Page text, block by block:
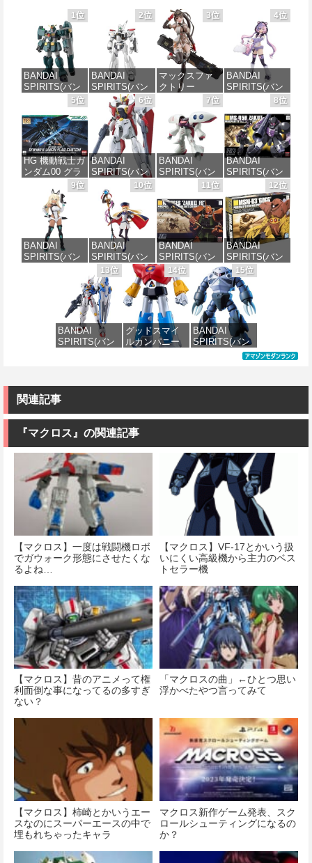
1位
BANDAI
SPIRITS(バン
ダイ スピリッ
ツ) HG 機動新
世紀ガンダムX
ガンダムレオ
パルド 1/144ス
ケール 色分け
済みプラモデ
ル
価格：¥2,420
2位
BANDAI
SPIRITS(バン
ダイ スピリッ
ツ) 機動警察パ
トレイバー
EZY RG 1/48
AV-98Plus (イ
ングラム・プ
ラス) 色分け済
みプラモデル
価格：¥6,480
3位
マックスファ
クトリー
MXちゃん 組み
立て式プラモ
デル ノンスケ
ール 全高約
160mm
価格：¥10,087
4位
BANDAI
SPIRITS(バン
ダイ スピリッ
ツ) 30MS SIS-
J00 メルンジ
ャ[カラーA] 色
分け済みプラ
モデル
価格：¥4,100
5位
HG 機動戦士ガ
ンダム00 グラ
ハム専用ユニ
オンフラッグ
カスタム 1/144
スケール 色分
け済みプラモ
デル
価格：¥1,800
6位
BANDAI
SPIRITS(バン
ダイ スピリッ
ツ) HGAW 機
動新世紀ガン
ダムX ガンダ
ムエアマスタ
ー 1/144スケー
ル 色分け済み
プラモデル
価格：¥3,600
7位
BANDAI
SPIRITS(バン
ダイ スピリッ
ツ) HGUC 195
機動戦士Zガン
ダム キュベレ
イ 1/144スケー
ル 色分け済み
プラモデル
価格：¥2,200
8位
BANDAI
SPIRITS(バン
ダイ スピリッ
ツ) HGUC 機動
戦士ガンダム
ザクI(黒い三連
星仕様) 1/144
スケール 色分
け済みプラモ
デル
価格：¥2,200
9位
BANDAI
SPIRITS(バン
エ[カラーC] 色
分け済みプラ
価格：¥4,500
10位
BANDAI
SPIRITS(バン
ダイ スピリッ
ツ) 30MS
Fate/Grand
Order アルトリ
ア・キャスタ
ー 色分け済み
プラモデル
11位
BANDAI
SPIRITS(バン
ダイ スピリッ
ツ) HGUC
1/144 ザクII
(ガルマ専用機)
(機動戦士ガン
ダム)
価格：¥2,500
12位
BANDAI
SPIRITS(バン
ダイ スピリッ
ツ) HGUC 機動
戦士ガンダム
MSM-03 ゴッ
グ 1/144スケー
ル 色分け済み
プラモデル
価格：¥2,300
13位
BANDAI
SPIRITS(バン
機動戦士ガン
ダム 水星の魔
アリアル 1/100
スケール 色分
け済みプラモ
デル
価格：¥4,822
14位
グッドスマイ
ルカンパニー
イアポロン 組
ケール 全高約
175mm
価格：¥8,820
15位
BANDAI
SPIRITS(バン
ダイ スピリッ
MSM-07 ズゴ
みプラモデル
関連記事
『マクロス』の関連記事
【マクロス】一度は戦闘機ロボ
でガウォーク形態にさせたくな
るよね…
【マクロス】VF-17とかいう扱
いにくい高級機から主力のベス
トセラー機
【マクロス】昔のアニメって権
利面倒な事になってるの多すぎ
ない？
「マクロスの曲」←ひとつ思い
浮かべたやつ言ってみて
【マクロス】柿崎とかいうエー
スなのにスーパーエースの中で
埋もれちゃったキャラ
マクロス新作ゲーム発表、スク
ロールシューティングになるの
か？